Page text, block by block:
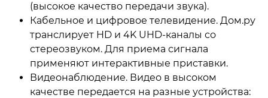
(высокое качество передачи звука).
Кабельное и цифровое телевидение. Дом.ру
транслирует HD и 4K UHD-каналы со
стереозвуком. Для приема сигнала
применяют интерактивные приставки.
Видеонаблюдение. Видео в высоком
качестве передается на разные устройства: